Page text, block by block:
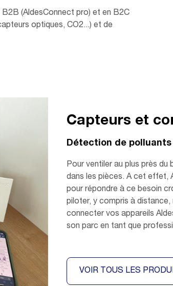
(AldesConnect pro) et en B2C
optiques, CO2...) et de
Capteurs et
Détection de
Pour ventiler au plus près du
dans les pièces. A cet effet,
pour répondre à ce besoin
piloter, y compris à
connecter vos appareils
son parc en tant que
VOIR TOUS LES